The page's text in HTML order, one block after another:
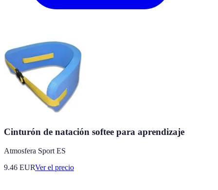
Cinturón de natación softee para aprendizaje
Atmosfera Sport ES
9.46 EURVer el precio